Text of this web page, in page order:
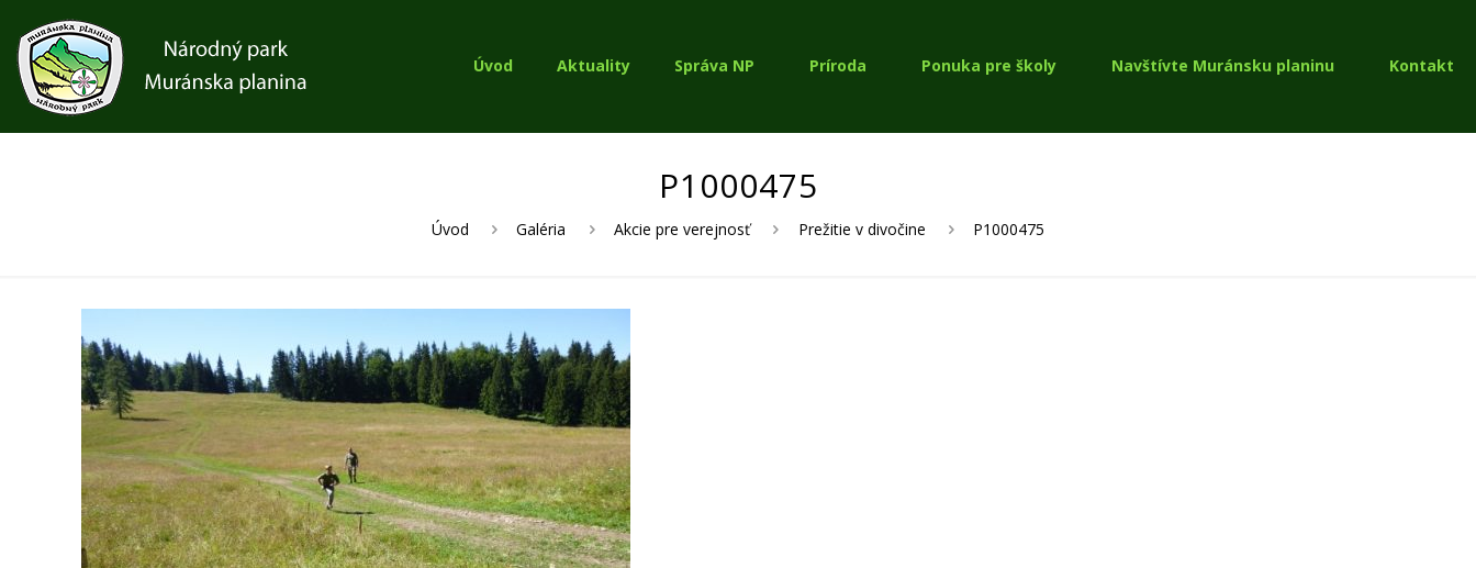
Úvod Aktuality Správa NP Príroda Ponuka pre školy Navštívte Muránsku planinu Kontakt
P1000475
Úvod Galéria Akcie pre verejnosť Prežitie v divočine P1000475